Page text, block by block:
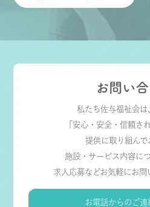
お問い
私たち佐与福祉会は
「安心・安全・信頼さ
提供に取り組んで
施設・サービス内容に
求人応募などお気軽にお問
お電話からのご連